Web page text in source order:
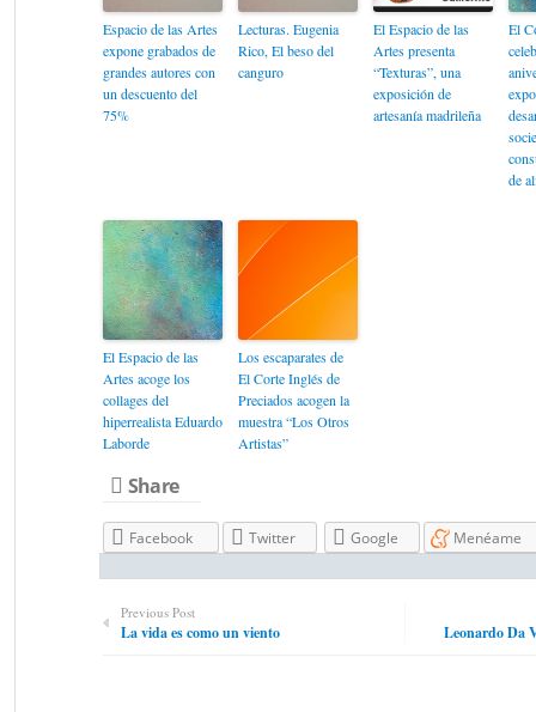
Espacio de las Artes
expone grabados de
grandes autores con
un descuento del
75%
Lecturas. Eugenia
Rico, El beso del
canguro
El Espacio de las
Artes presenta
“Texturas”, una
exposición de
artesanía madrileña
El
de
El Espacio de las
Artes acoge los
collages del
hiperrealista Eduardo
Laborde
Los escaparates de
El Corte Inglés de
Preciados acogen la
muestra “Los Otros
Artistas”
Share
Facebook Twitter Google Menéame
Previous Post
La vida es como un viento Leonardo Da